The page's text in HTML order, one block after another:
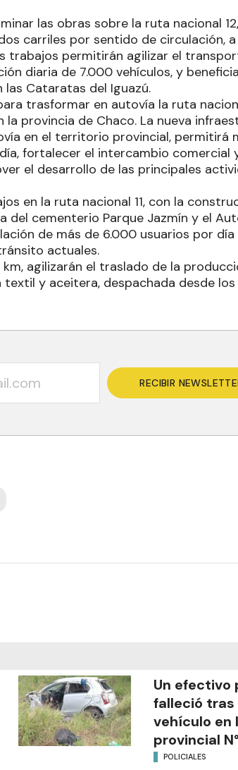
las obras sobre la ruta nacional
carriles por sentido de circulación,
trabajos permitirán agilizar el
diaria de 7.000 vehículos, y
Cataratas del Iguazú.
trasformar en autovía la ruta
la provincia de Chaco. La nueva
en el territorio provincial, permitirá
fortalecer el intercambio comercial
el desarrollo de las principales
en la ruta nacional 11, con la
del cementerio Parque Jazmín y el
de más de 6.000 usuarios por día
actuales.
agilizarán el traslado de la
y aceitera, despachada desde
RECIBIR
Un efectivo
falleció
vehículo en
provincial
POLICIALES